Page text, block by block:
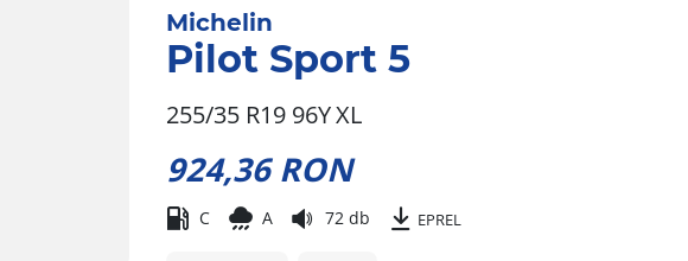
Michelin
Pilot Sport 5
255/35 R19 96YXL
924,36 RON
C A 72 db EPREL